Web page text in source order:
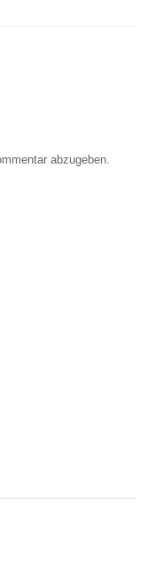
abzugeben.